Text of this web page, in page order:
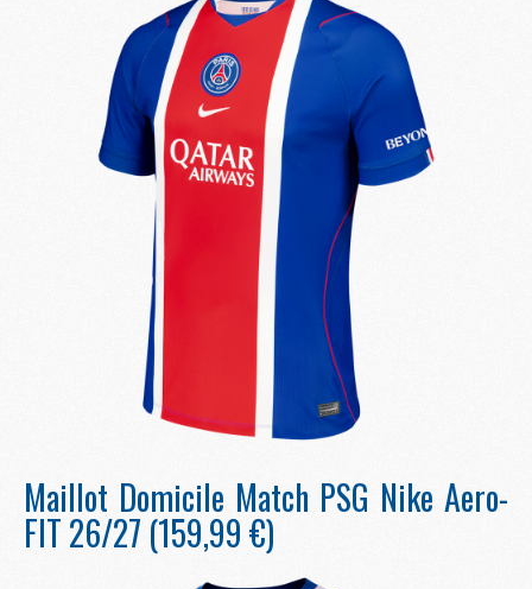
Maillot Domicile Match PSG Nike Aero-
FIT 26/27 (159,99 €)